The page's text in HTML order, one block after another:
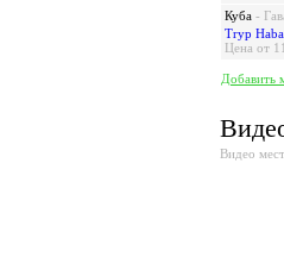
Куба -
Tryp
Цена от
Добавить
Видео